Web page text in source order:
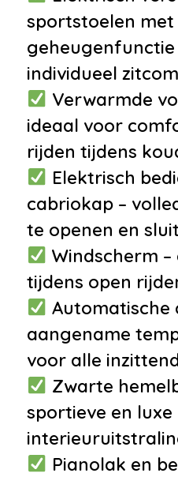
•Elektrische
•Elektrische
•Hoofdsteunen
•Houtafwerking
•Lederen
•Regensensor
•
•Stuur
•Voorstoelen in
verstelbaar
Veiligheid
•Anti Blokkeer
•Anti doorSlip
•Airbag(s) side
•Airbag
•Airbag passagier
•Alarm klasse 3
•
sportstoelen met
individueel
Verwarmde
ideaal voor
rijden tijdens
Elektrisch
cabriokap –
te openen en
Windscherm
tijdens open
Automatische
aangename
voor alle
Zwarte
sportieve en luxe
Pianolak en